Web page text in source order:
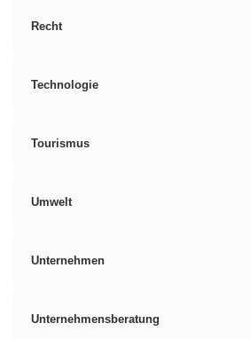
Recht
Technologie
Tourismus
Umwelt
Unternehmen
Unternehmensberatung